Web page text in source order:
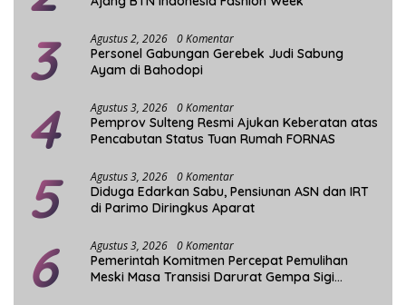
3 Agustus 2, 2026 0 Komentar
Personel Gabungan Gerebek Judi Sabung
Ayam di Bahodopi
4 Agustus 3, 2026 0 Komentar
Pemprov Sulteng Resmi Ajukan Keberatan atas
Pencabutan Status Tuan Rumah FORNAS
5 Agustus 3, 2026 0 Komentar
Diduga Edarkan Sabu, Pensiunan ASN dan IRT
di Parimo Diringkus Aparat
6 Agustus 3, 2026 0 Komentar
Pemerintah Komitmen Percepat Pemulihan
Meski Masa Transisi Darurat Gempa Sigi